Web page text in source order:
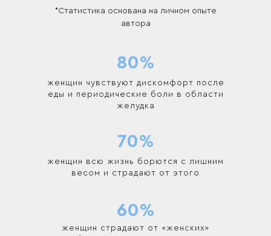
женщин чувствуют дискомфорт после
еды и периодические боли в области
желудка
80%
70%
60%
женщин всю жизнь борются с лишним
весом и страдают от этого
женщин страдают от «женских»
*Статистика основана на личном опыте
автора